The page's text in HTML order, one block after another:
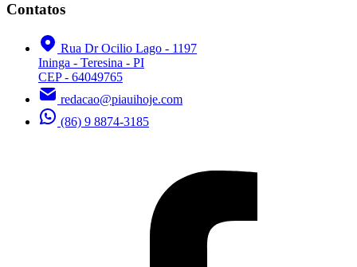
Contatos
Rua Dr Ocilio Lago - 1197
Ininga - Teresina - PI
CEP - 64049765
redacao@piauihoje.com
(86) 9 8874-3185